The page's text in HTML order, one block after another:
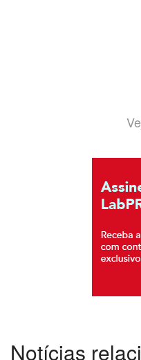
Notícias